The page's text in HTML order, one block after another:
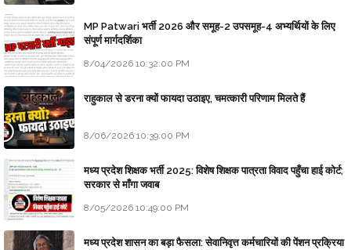
MP Patwari भर्ती 2026 और समूह-2 उपसमूह-4 अभ्यर्थियों के लिए
संपूर्ण मार्गदर्शिका
8/04/2026 10:32:00 PM
राहुकाल से डरना क्यों फायदा उठाइए, चमत्कारी परिणाम मिलते हैं
8/06/2026 10:39:00 PM
मध्य प्रदेश शिक्षक भर्ती 2025: विशेष शिक्षक पात्रता विवाद पहुँचा हाई कोर्ट;
सरकार से माँगा जवाब
8/05/2026 10:49:00 PM
मध्य प्रदेश शासन का बड़ा फैसला: सेवानिवृत्त कर्मचारियों की पेंशन प्रक्रिया